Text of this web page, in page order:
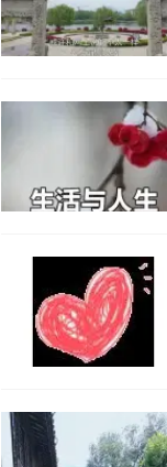
7、没有人会关
然后羡慕或鄙夷。为
8、人生最大的
中感恩，在逆境中
9、人在意气风
闷、迷茫、压力、疲
10、在这个世
拥有硕果和繁花。
得到些什么。你要